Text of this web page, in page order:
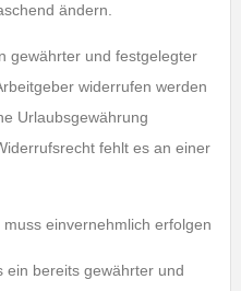
ändern.
gewährter und festgelegter
widerrufen werden
Urlaubsgewährung
fehlt es an einer
einvernehmlich erfolgen
ein bereits gewährter und